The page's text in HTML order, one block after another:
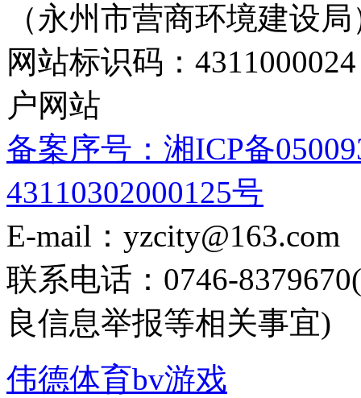
（永州市营商环境建设局
网站标识码：
户网站
备案序号：湘ICP备
43110302000125号
E-mail：yzcity@163.com
联系电话：0746-
良信息举报等相关事宜)
伟德体育bv游戏